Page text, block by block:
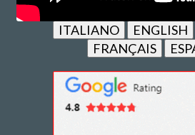
ITALIANO ENGLISH
FRANÇAIS